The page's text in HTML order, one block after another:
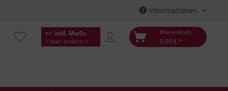
Informationen
=> inkl. MwSt.
< hier ändern >
Warenkorb
0,00 € *